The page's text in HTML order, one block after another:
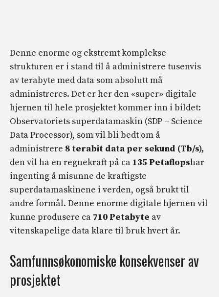
Denne enorme og ekstremt komplekse
strukturen er i stand til å administrere tusenvis
av terabyte med data som absolutt må
administreres. Det er her den «super» digitale
hjernen til hele prosjektet kommer inn i bildet:
Observatoriets superdatamaskin (SDP – Science
Data Processor), som vil bli bedt om å
administrere 8 terabit data per sekund (Tb/s),
den vil ha en regnekraft på ca 135 Petaflopshar
ingenting å misunne de kraftigste
superdatamaskinene i verden, også brukt til
andre formål. Denne enorme digitale hjernen vil
kunne produsere ca 710 Petabyte av
vitenskapelige data klare til bruk hvert år.
Samfunnsøkonomiske konsekvenser av
prosjektet